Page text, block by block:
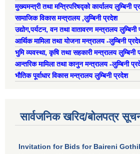
मुख्यमन्त्री तथा मन्त्रिपरिषद्को कार्यालय लुम्बिनी
सामाजिक विकास मन्त्रालय ,लुम्बिनी प्रदेश
उद्याेग,पर्यटन, वन तथा वातावरण मन्त्रालय
आर्थिक मामिला तथा योजना मन्त्रालय -लुम्बिनी
भुमि व्यवस्था, कृषि तथा सहकारी मन्त्रालय लुम्बिनी
आन्तरिक मामिला तथा कानुन मन्त्रालय -लुम्बिनी
भौतिक पूर्वाधार विकास मन्त्रालय लुम्बिनी प्रदेश
सार्वजनिक खरिद/बोलपत्र
Invitation for Bids for Baireni